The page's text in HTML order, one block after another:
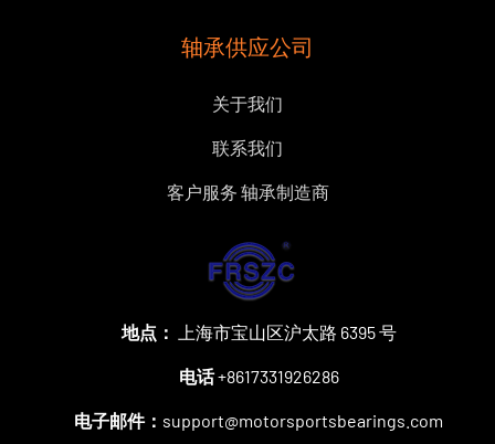
轴承供应公司
关于我们
联系我们
客户服务 轴承制造商
地点： 上海市宝山区沪太路 6395 号
电话+8617331926286
电子邮件： support@motorsportsbearings.com